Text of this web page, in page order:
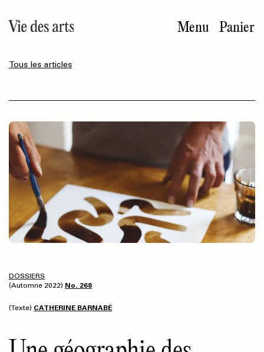
au
contenu
Menu Panier
Tous les articles
DOSSIERS
(Automne 2022) No. 268
(Texte) CATHERINE BARNABÉ